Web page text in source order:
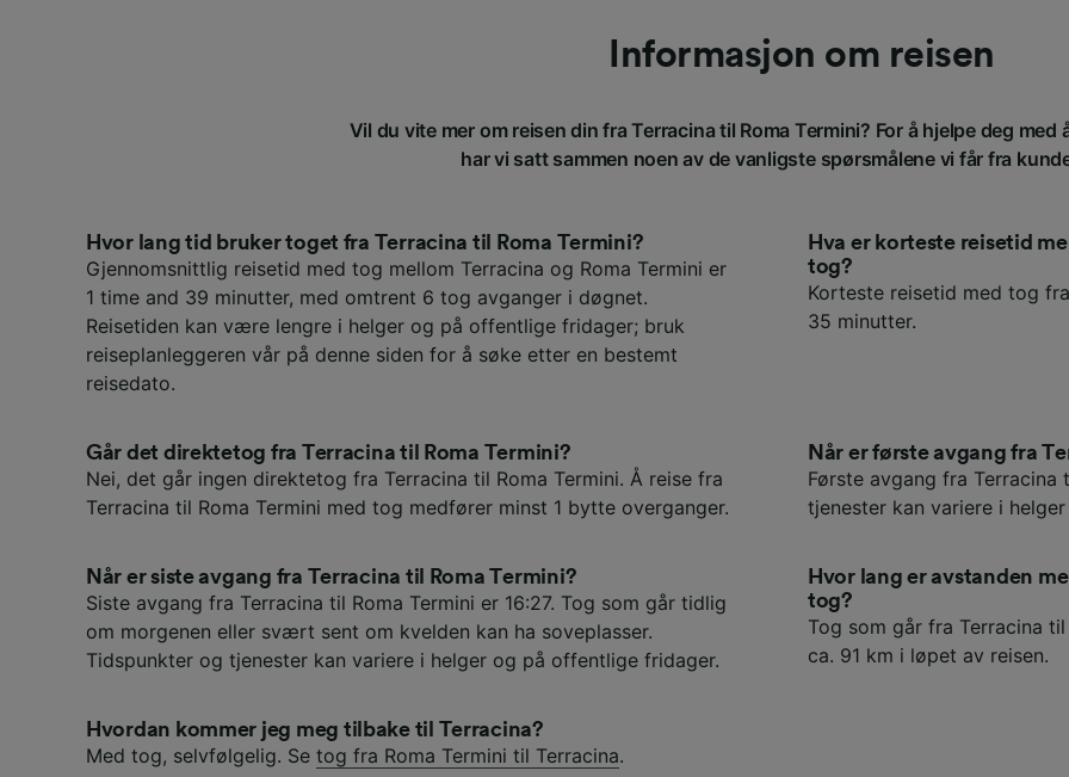
Informasjon om reisen
Vil du vite mer om reisen din fra Terracina til Roma Termini? For å hjelpe deg med
har vi satt sammen noen av de vanligste spørsmålene vi får fra
Hvor lang tid bruker toget fra Terracina til Roma Termini?
Gjennomsnittlig reisetid med tog mellom Terracina og Roma Termini er
1 time and 39 minutter, med omtrent 6 tog avganger i døgnet.
Reisetiden kan være lengre i helger og på offentlige fridager; bruk
reiseplanleggeren vår på denne siden for å søke etter en bestemt
reisedato.
Hva er korteste reisetid
tog?
Korteste reisetid med tog
35 minutter.
Går det direktetog fra Terracina til Roma Termini?
Nei, det går ingen direktetog fra Terracina til Roma Termini. Å reise fra
Terracina til Roma Termini med tog medfører minst 1 bytte overganger.
Når er første avgang fra
Første avgang fra Terracina
tjenester kan variere i
Når er siste avgang fra Terracina til Roma Termini?
Siste avgang fra Terracina til Roma Termini er 16:27. Tog som går tidlig
om morgenen eller svært sent om kvelden kan ha soveplasser.
Tidspunkter og tjenester kan variere i helger og på offentlige fridager.
Hvor lang er avstanden
tog?
Tog som går fra Terracina
ca. 91 km i løpet av reisen.
Hvordan kommer jeg meg tilbake til Terracina?
Med tog, selvfølgelig. Se tog fra Roma Termini til Terracina.